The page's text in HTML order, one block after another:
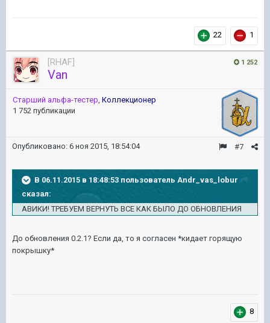
22 1
1 252
[RHAF]
Van
Старший альфа-тестер, Коллекционер
1 752 публикации
#7
Опубликовано: 6 ноя 2015, 18:54:04
В 06.11.2015 в 18:48:53 пользователь Andr_vas_lobur
сказал:
АВИКИ! ТРЕБУЕМ ВЕРНУТЬ ВСЕ КАК БЫЛО ДО ОБНОВЛЕНИЯ
До обновления 0.2.1? Если да, то я согласен *кидает горящую
покрышку*
8